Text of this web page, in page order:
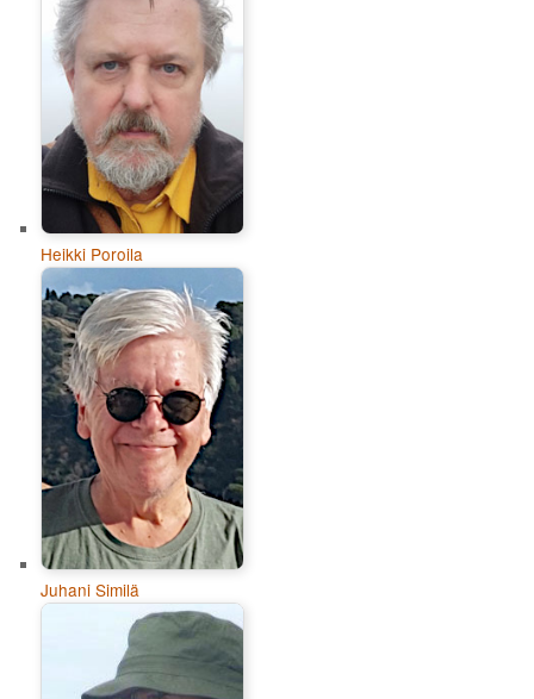
Heikki Poroila
Juhani Similä